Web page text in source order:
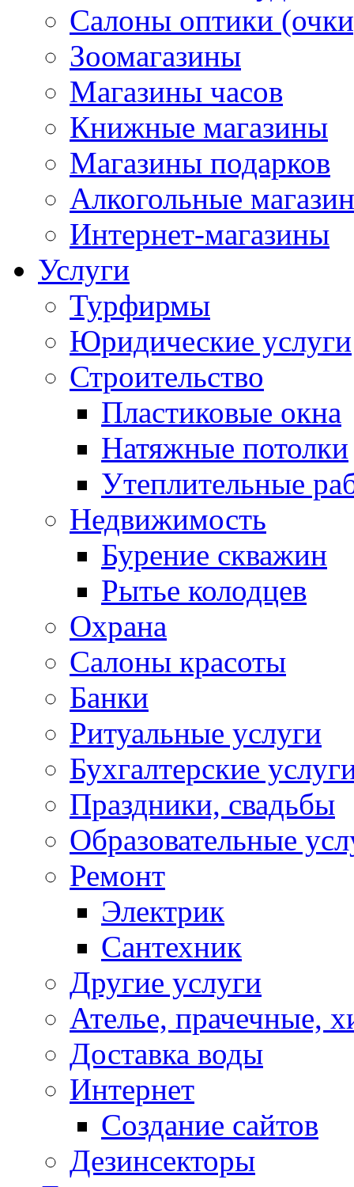
Салоны оптики
Зоомагазины
Магазины часов
Книжные магазины
Магазины подарков
Алкогольные
Интернет-магазины
Услуги
Турфирмы
Юридические услуги
Строительство
Пластиковые окна
Натяжные потолки
Утеплительные
Недвижимость
Бурение скважин
Рытье колодцев
Охрана
Салоны красоты
Банки
Ритуальные услуги
Бухгалтерские
Праздники, свадьбы
Образовательные
Ремонт
Электрик
Сантехник
Другие услуги
Ателье, прачечные,
Доставка воды
Интернет
Создание сайтов
Дезинсекторы